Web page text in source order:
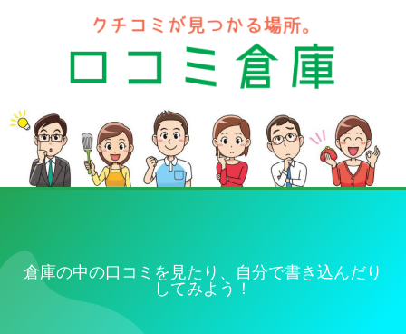
倉庫の中の口コミを見たり、自分で書き込んだり
してみよう！